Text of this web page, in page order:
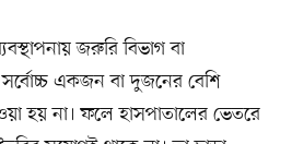
জরুরি বিভাগ বা
একজন বা দুজনের বেশি
হয় না। ফলে হাসপাতালের ভেতরে